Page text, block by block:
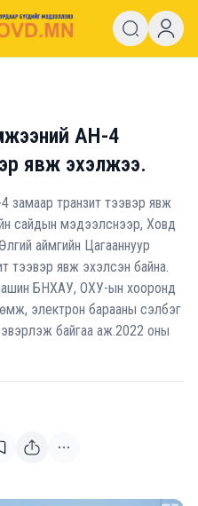
АН-4
явж эхэлжээ.
замаар транзит тээвэр явж
сайдын мэдээлснээр, Ховд
аймгийн Цагааннуур
тээвэр явж эхэлсэн байна.
БНХАУ, ОХУ-ын хооронд
электрон барааны сэлбэг
байгаа аж.2022 оны